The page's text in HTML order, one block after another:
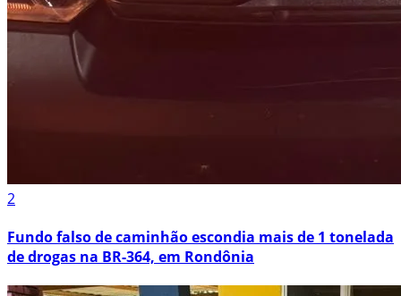
2
Fundo falso de caminhão escondia mais de 1 tonelada
de drogas na BR-364, em Rondônia